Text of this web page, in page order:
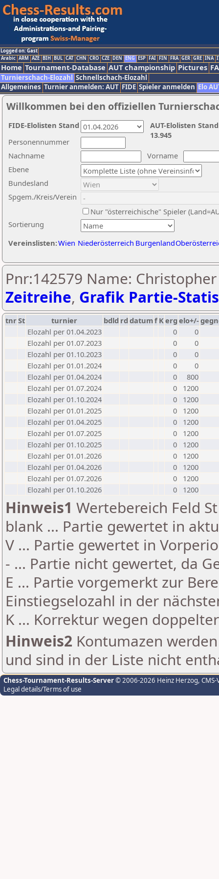
Logged on: Gast
Arabic ARM AZE BIH BUL CAT CHN CRO CZE DEN ENG ESP FAI FIN FRA GER GRE INA
Home Tournament-Database AUT championship Pictures
Turnierschach-Elozahl Schnellschach-Elozahl
Allgemeines Turnier anmelden: AUT FIDE Spieler anmelden Elo
Willkommen bei den offiziellen
Nachname
Vorname
Ebene
Sortierung
Personennummer
Bundesland
Spgem./Kreis/Verein
Nur "österreichische" Spieler
Vereinslisten:Wien Niederösterreich Burgenland
AUT-Elolisten
13.945
FIDE-Elolisten Stand
Pnr:142579 Name:
Zeitreihe, Grafik Partie-
tnrSt turnier bdld rd datumf Kerg elo+/-
Elozahl per 01.04.2023
0
0
Elozahl per 01.07.2023
0
0
Elozahl per 01.10.2023
0
0
Elozahl per 01.01.2024
0
0
Elozahl per 01.04.2024
0
800
Elozahl per 01.07.2024
0
1200
Elozahl per 01.10.2024
0
1200
Elozahl per 01.01.2025
0
1200
Elozahl per 01.04.2025
0
1200
Elozahl per 01.07.2025
0
1200
Elozahl per 01.10.2025
0
1200
Elozahl per 01.01.2026
0
1200
Elozahl per 01.04.2026
0
1200
Elozahl per 01.07.2026
0
1200
Elozahl per 01.10.2026
0 1200
Hinweis1 Wertebereich Feld
blank ... Partie gewertet in
V ... Partie gewertet in
- ... Partie nicht gewertet, da
E ... Partie vorgemerkt zur
Einstiegselozahl in der
K ... Korrektur wegen
Hinweis2 Kontumazen
und sind in der Liste nicht
Chess-Tournament-Results-Server© 2006-2026 Heinz Herzog,
Legal details/Terms of use